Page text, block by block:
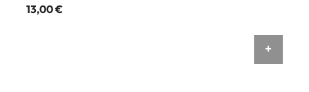
13,00€